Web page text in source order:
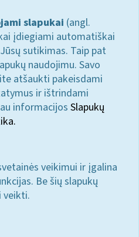
slapukai (angl.
įdiegiami automatiškai
sutikimas. Taip pat
naudojimu. Savo
atšaukti pakeisdami
ir ištrindami
informacijos Slapukų
veikimui ir įgalina
Be šių slapukų
veikti.